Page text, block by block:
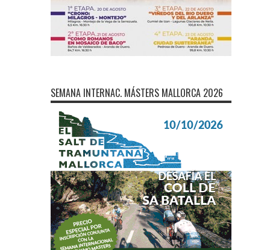
SEMANA INTERNAC. MÁSTERS MALLORCA 2026